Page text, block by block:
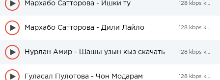
Мархабо Сатторова - Ишки ту 128 kbps kbps
Мархабо Сатторова - Дили Лайло 128 kbps kbps
Нурлан Амир - Шашы узын кыз скачать 128 kbps kbps
Гуласал Пулотова - Чон Модарам 128 kbps kbps